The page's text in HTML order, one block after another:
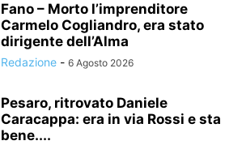
Fano – Morto l’imprenditore
Carmelo Cogliandro, era stato
dirigente dell’Alma
Redazione - 6 Agosto 2026
Pesaro, ritrovato Daniele
Caracappa: era in via Rossi e sta
bene....